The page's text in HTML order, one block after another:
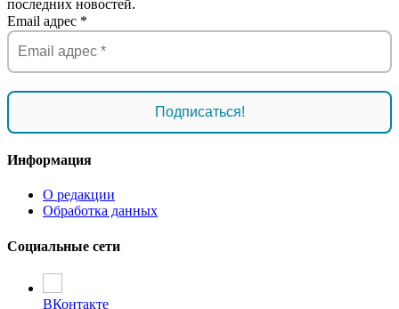
последних новостей.
Email адрес *
Информация
О редакции
Обработка данных
Социальные сети
ВКонтакте